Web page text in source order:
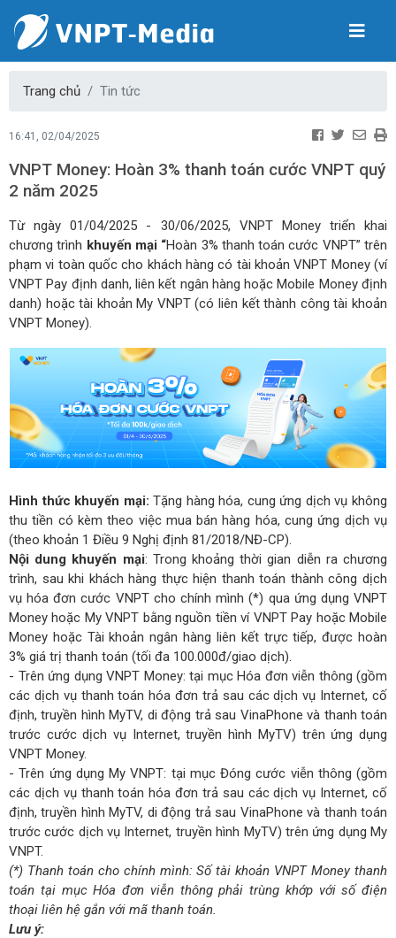
Trang chủ Tin tức
16:41, 02/04/2025
VNPT Money: Hoàn 3% thanh toán cước VNPT quý
2 năm 2025
Từ ngày 01/04/2025 - 30/06/2025, VNPT Money triển khai
chương trình khuyến mại “Hoàn 3% thanh toán cước VNPT” trên
phạm vi toàn quốc cho khách hàng có tài khoản VNPT Money (ví
VNPT Pay định danh, liên kết ngân hàng hoặc Mobile Money định
danh) hoặc tài khoản My VNPT (có liên kết thành công tài khoản
VNPT Money).
Hình thức khuyến mại: Tặng hàng hóa, cung ứng dịch vụ không
thu tiền có kèm theo việc mua bán hàng hóa, cung ứng dịch vụ
(theo khoản 1 Điều 9 Nghị định 81/2018/NĐ-CP).
Nội dung khuyến mại: Trong khoảng thời gian diễn ra chương
trình, sau khi khách hàng thực hiện thanh toán thành công dịch
vụ hóa đơn cước VNPT cho chính mình (*) qua ứng dụng VNPT
Money hoặc My VNPT bằng nguồn tiền ví VNPT Pay hoặc Mobile
Money hoặc Tài khoản ngân hàng liên kết trực tiếp, được hoàn
3% giá trị thanh toán (tối đa 100.000đ/giao dịch).
- Trên ứng dụng VNPT Money: tại mục Hóa đơn viễn thông (gồm
các dịch vụ thanh toán hóa đơn trả sau các dịch vụ Internet, cố
định, truyền hình MyTV, di động trả sau VinaPhone và thanh toán
trước cước dịch vụ Internet, truyền hình MyTV) trên ứng dụng
VNPT Money.
- Trên ứng dụng My VNPT: tại mục Đóng cước viễn thông (gồm
các dịch vụ thanh toán hóa đơn trả sau các dịch vụ Internet, cố
định, truyền hình MyTV, di động trả sau VinaPhone và thanh toán
trước cước dịch vụ Internet, truyền hình MyTV) trên ứng dụng My
VNPT.
(*) Thanh toán cho chính mình: Số tài khoản VNPT Money thanh
toán tại mục Hóa đơn viễn thông phải trùng khớp với số điện
thoại liên hệ gắn với mã thanh toán.
Lưu ý: